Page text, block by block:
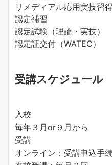
リメディアル応用実技習
認定補習
認定試験（理論・実技）
認定証交付（WATEC）
受講スケジュール
入校
毎年３月or９月から
受講
オンライン：受講申込手